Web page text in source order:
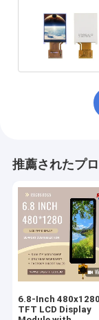
推薦されたプ
6.8-Inch 480x1280
TFT LCD Display